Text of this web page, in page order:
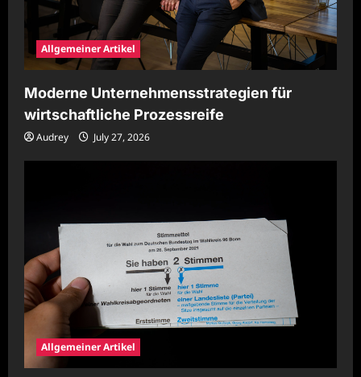
Allgemeiner Artikel
Moderne Unternehmensstrategien für
wirtschaftliche Prozessreife
Audrey July 27, 2026
Allgemeiner Artikel